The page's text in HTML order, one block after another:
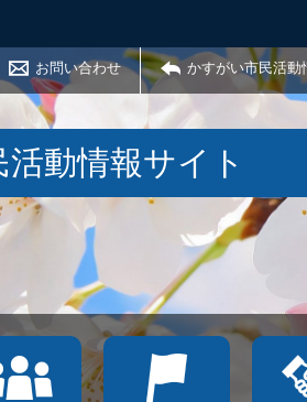
お問い合わせ かすがい市民活動
動情報サイト